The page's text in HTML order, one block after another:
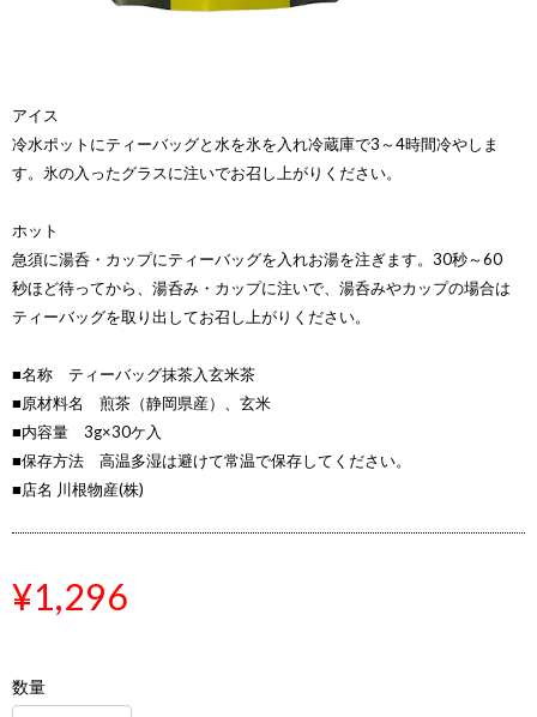
アイス
冷水ポットにティーバッグと水を氷を入れ冷蔵庫で3～4時間冷やしま
す。氷の入ったグラスに注いでお召し上がりください。
ホット
急須に湯呑・カップにティーバッグを入れお湯を注ぎます。30秒～60
秒ほど待ってから、湯呑み・カップに注いで、湯呑みやカップの場合は
ティーバッグを取り出してお召し上がりください。
■名称 ティーバッグ抹茶入玄米茶
■原材料名 煎茶（静岡県産）、玄米
■内容量 3g×30ケ入
■保存方法 高温多湿は避けて常温で保存してください。
■店名 川根物産(株)
¥1,296
数量